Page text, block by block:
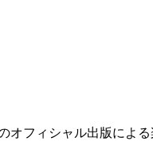
オフィシャル出版による